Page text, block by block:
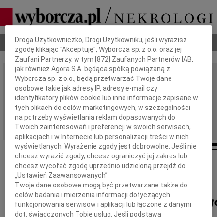
Nekrologi Odeszli Poradnik pogrzebowy
IMIĘ I NAZWISKO: Roman Ciechański
REGION: Lublin
DATA EMISJI: 30.10.2020
Z głębokim smutkiem i żalem żegnamy
zmarłego w dniu 24 października 2020 r.
Romana
Dbamy o Twoją prywatność
Droga Użytkowniczko, Drogi Użytkowniku, jeśli wyrazisz
zgodę klikając "Akceptuję", Wyborcza sp. z o.o. oraz jej
Zaufani Partnerzy, w tym [872 ] Zaufanych Partnerów IAB,
jak również Agora S.A. będąca spółką powiązaną z
Wyborcza sp. z o.o., będą przetwarzać Twoje dane
osobowe takie jak adresy IP, adresy e-mail czy
identyfikatory plików cookie lub inne informacje zapisane w
tych plikach do celów marketingowych, w szczególności
na potrzeby wyświetlania reklam dopasowanych do
Twoich zainteresowań i preferencji w swoich serwisach,
aplikacjach i w Internecie lub personalizacji treści w nich
wyświetlanych. Wyrażenie zgody jest dobrowolne. Jeśli nie
chcesz wyrazić zgody, chcesz ograniczyć jej zakres lub
chcesz wycofać zgodę uprzednio udzieloną przejdź do
„Ustawień Zaawansowanych”.
Twoje dane osobowe mogą być przetwarzane także do
celów badania i mierzenia informacji dotyczących
funkcjonowania serwisów i aplikacji lub łączone z danymi
dot. świadczonych Tobie usług. Jeśli podstawą